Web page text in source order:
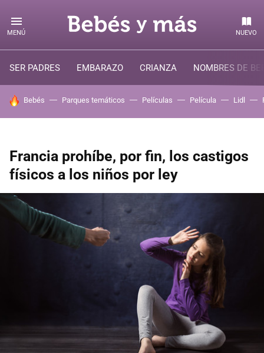
MENÚ NUEVO
SER PADRES EMBARAZO CRIANZA NOMBRES DE
HOY SE HABLA DE
Bebés Parques temáticos Películas Película Lidl
Francia prohíbe, por fin, los castigos
físicos a los niños por ley